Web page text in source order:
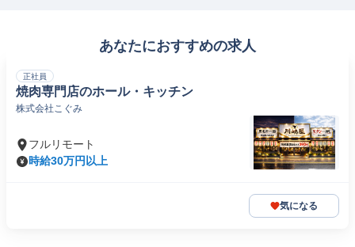
あなたにおすすめの求人
正社員
焼肉専門店のホール・キッチン
株式会社こぐみ
フルリモート
時給30万円以上
気になる